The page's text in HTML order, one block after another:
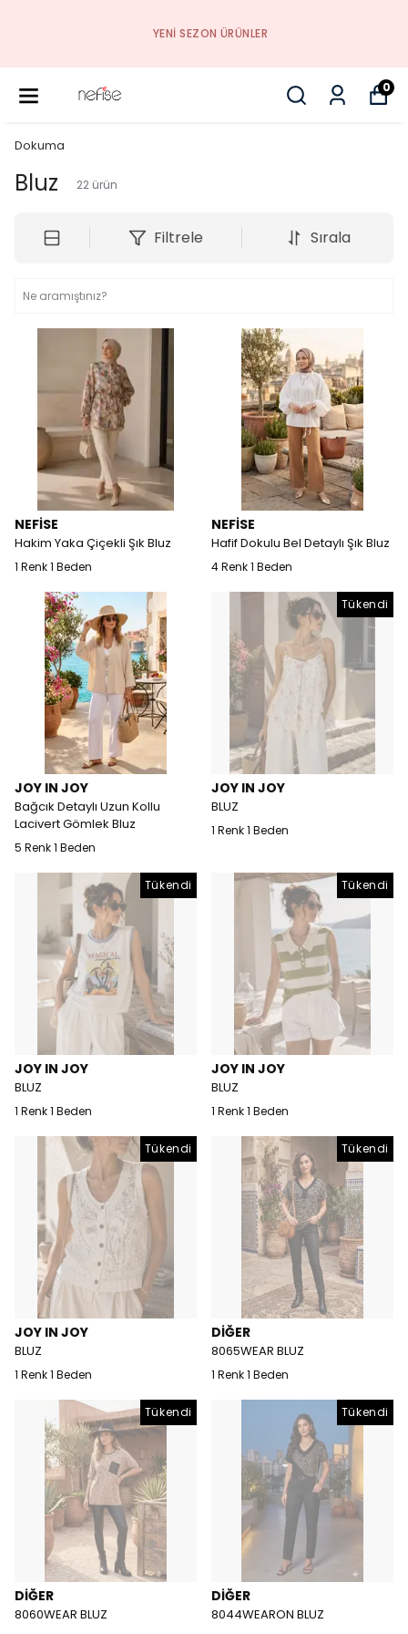
YENI SEZON ÜRÜNLER
0
Dokuma
Bluz 22 ürün
Filtrele Sırala
NEFİSE
Hakim Yaka Çiçekli Şık Bluz
1 Renk 1 Beden
NEFİSE
Hafif Dokulu Bel Detaylı Şık Bluz
4 Renk 1 Beden
JOY IN JOY
Bağcık Detaylı Uzun Kollu
Lacivert Gömlek Bluz
5 Renk 1 Beden
Tükendi
JOY IN JOY
BLUZ
1 Renk 1 Beden
Tükendi
JOY IN JOY
BLUZ
1 Renk 1 Beden
Tükendi
JOY IN JOY
BLUZ
1 Renk 1 Beden
Tükendi
JOY IN JOY
BLUZ
1 Renk 1 Beden
Tükendi
DİĞER
8065WEAR BLUZ
1 Renk 1 Beden
Tükendi
DİĞER
8060WEAR BLUZ
Tükendi
DİĞER
8044WEARON BLUZ